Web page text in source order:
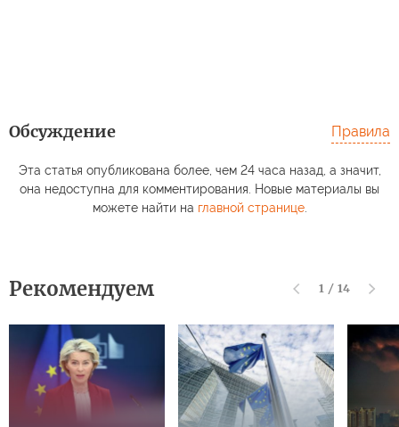
Обсуждение Правила
Эта статья опубликована более, чем 24 часа назад, а значит,
она недоступна для комментирования. Новые материалы вы
можете найти на главной странице.
Рекомендуем 1 / 14